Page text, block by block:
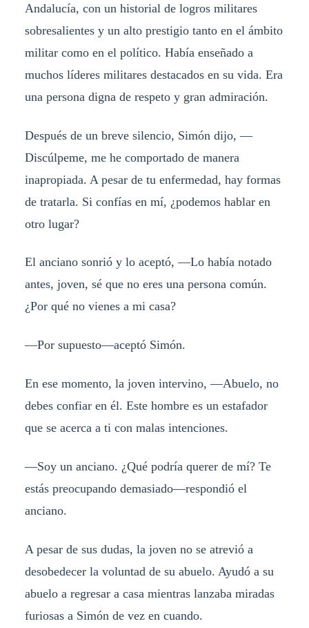
Andalucía, con un historial de logros militares
sobresalientes y un alto prestigio tanto en el ámbito
militar como en el político. Había enseñado a
muchos líderes militares destacados en su vida. Era
una persona digna de respeto y gran admiración.
Después de un breve silencio, Simón dijo, —
Discúlpeme, me he comportado de manera
inapropiada. A pesar de tu enfermedad, hay formas
de tratarla. Si confías en mí, ¿podemos hablar en
otro lugar?
El anciano sonrió y lo aceptó, —Lo había notado
antes, joven, sé que no eres una persona común.
¿Por qué no vienes a mi casa?
—Por supuesto—aceptó Simón.
En ese momento, la joven intervino, —Abuelo, no
debes confiar en él. Este hombre es un estafador
que se acerca a ti con malas intenciones.
—Soy un anciano. ¿Qué podría querer de mí? Te
estás preocupando demasiado—respondió el
anciano.
A pesar de sus dudas, la joven no se atrevió a
desobedecer la voluntad de su abuelo. Ayudó a su
abuelo a regresar a casa mientras lanzaba miradas
furiosas a Simón de vez en cuando.